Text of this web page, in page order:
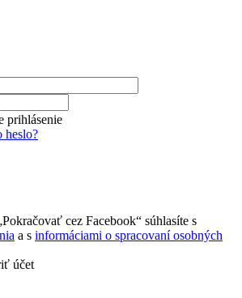
prihlásenie
heslo?
cez Facebook“ súhlasíte s
a s informáciami o spracovaní osobných
účet